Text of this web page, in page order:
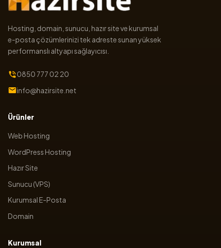
Hosting, domain, sunucu, hazır site ve kurumsal
e-posta çözümlerinizi tek adreste sunan yüksek
performanslı altyapı sağlayıcısı.
0850 777 02 20
info@hazirsite.net
Ürünler
Web Hosting
WordPress Hosting
Hazır Site
Sunucu (VPS)
Kurumsal E-Posta
Domain
Kurumsal